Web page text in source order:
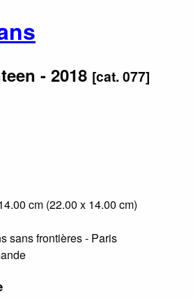
- 2018 [cat. 077]
cm (22.00 x 14.00 cm)
sans frontières - Paris